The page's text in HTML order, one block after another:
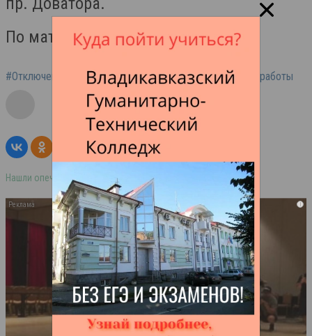
По материалам "Основа"
#Отключение воды #АМС Владикавказа #Плановые работы
Нашли опечатку в тексте? Выделите её и нажмите ctrl+enter
i